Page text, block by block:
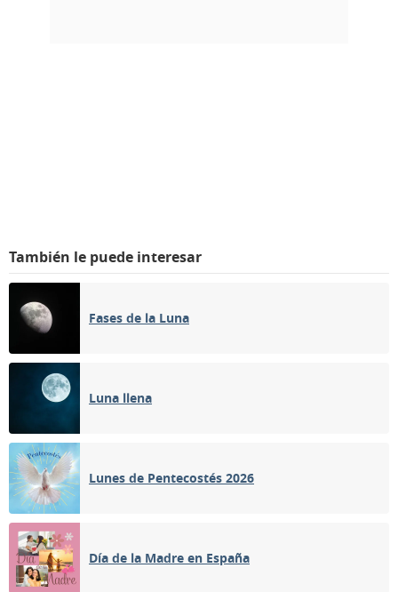
También le puede interesar
Fases de la Luna
Luna llena
Lunes de Pentecostés 2026
Día de la Madre en España